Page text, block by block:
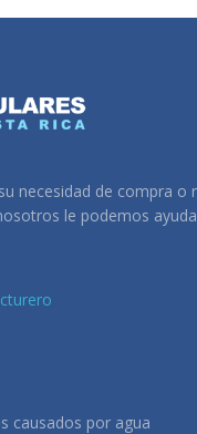
necesidad de compra o
le podemos
causados por agua